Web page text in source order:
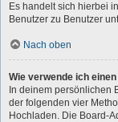
Es handelt sich hierbei
Benutzer zu Benutzer
Nach oben
Wie verwende ich
In deinem persönlichen
der folgenden vier
Hochladen. Die Board-